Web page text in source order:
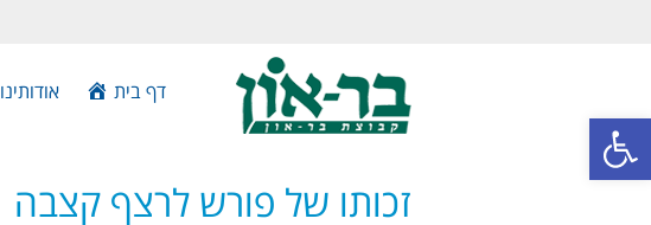
פתח סרגל נגישות
דף בית
אודותינו
זכותו של פורש לרצף קצבה